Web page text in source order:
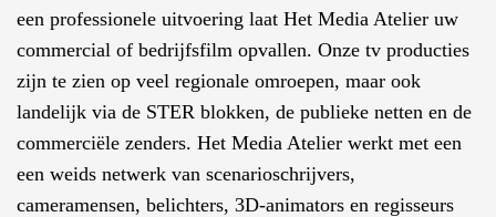
een professionele uitvoering laat Het Media Atelier uw
commercial of bedrijfsfilm opvallen. Onze tv producties
zijn te zien op veel regionale omroepen, maar ook
landelijk via de STER blokken, de publieke netten en de
commerciële zenders. Het Media Atelier werkt met een
een weids netwerk van scenarioschrijvers,
cameramensen, belichters, 3D-animators en regisseurs